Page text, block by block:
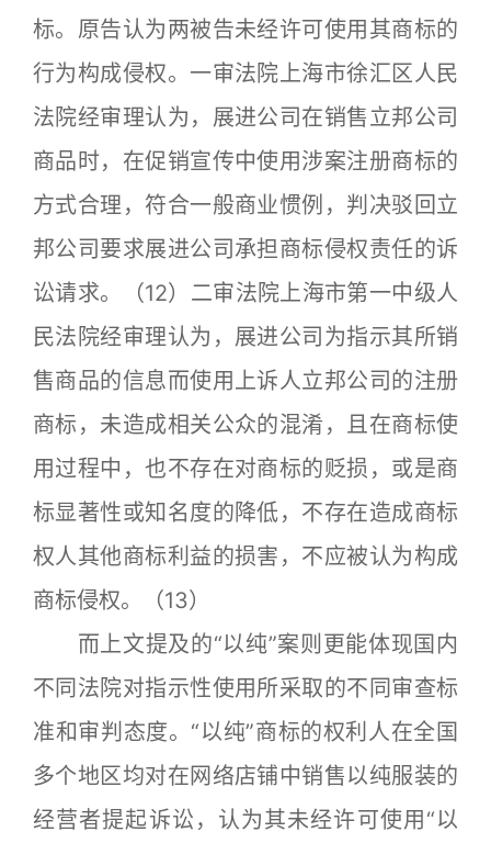
标。原告认为两被告未经许可使用其商标的
行为构成侵权。一审法院上海市徐汇区人民
法院经审理认为，展进公司在销售立邦公司
商品时，在促销宣传中使用涉案注册商标的
方式合理，符合一般商业惯例，判决驳回立
邦公司要求展进公司承担商标侵权责任的诉
讼请求。（12）二审法院上海市第一中级人
民法院经审理认为，展进公司为指示其所销
售商品的信息而使用上诉人立邦公司的注册
商标，未造成相关公众的混淆，且在商标使
用过程中，也不存在对商标的贬损，或是商
标显著性或知名度的降低，不存在造成商标
权人其他商标利益的损害，不应被认为构成
商标侵权。（13）
而上文提及的“以纯”案则更能体现国内
不同法院对指示性使用所采取的不同审查标
准和审判态度。“以纯”商标的权利人在全国
多个地区均对在网络店铺中销售以纯服装的
经营者提起诉讼，认为其未经许可使用“以